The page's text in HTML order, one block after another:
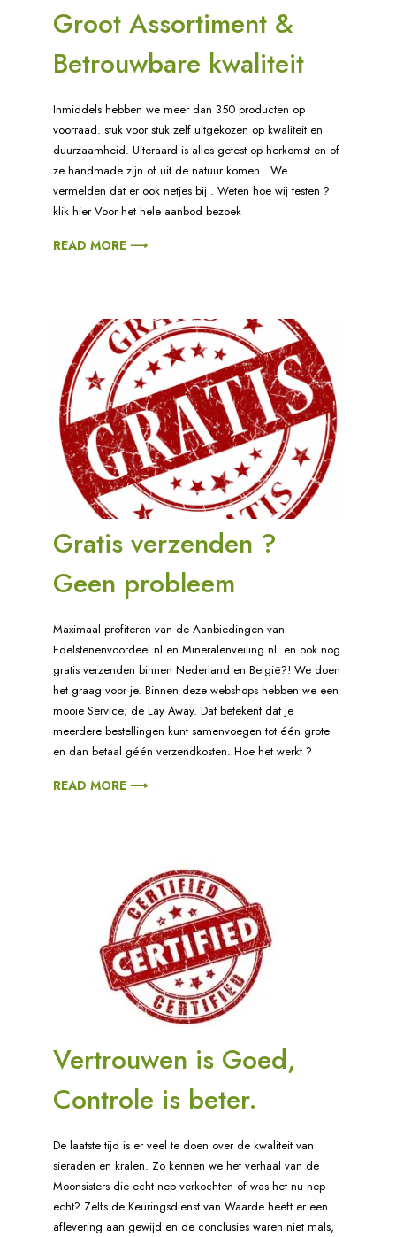
Groot Assortiment &
Betrouwbare kwaliteit
Inmiddels hebben we meer dan 350 producten op
voorraad. stuk voor stuk zelf uitgekozen op kwaliteit en
duurzaamheid. Uiteraard is alles getest op herkomst en of
ze handmade zijn of uit de natuur komen . We
vermelden dat er ook netjes bij . Weten hoe wij testen ?
klik hier Voor het hele aanbod bezoek
READ MORE ⟶
Gratis verzenden ?
Geen probleem
Maximaal profiteren van de Aanbiedingen van
Edelstenenvoordeel.nl en Mineralenveiling.nl. en ook nog
gratis verzenden binnen Nederland en België?! We doen
het graag voor je. Binnen deze webshops hebben we een
mooie Service; de Lay Away. Dat betekent dat je
meerdere bestellingen kunt samenvoegen tot één grote
en dan betaal géén verzendkosten. Hoe het werkt ?
READ MORE ⟶
Vertrouwen is Goed,
Controle is beter.
De laatste tijd is er veel te doen over de kwaliteit van
sieraden en kralen. Zo kennen we het verhaal van de
Moonsisters die echt nep verkochten of was het nu nep
echt? Zelfs de Keuringsdienst van Waarde heeft er een
aflevering aan gewijd en de conclusies waren niet mals,